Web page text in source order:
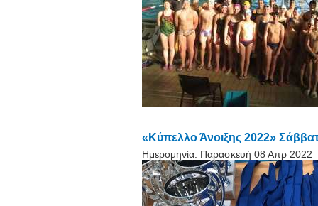
«Κύπελλο Άνοιξης 2022»
Ημερομηνία: Παρασκευή 08 Απρ 2022